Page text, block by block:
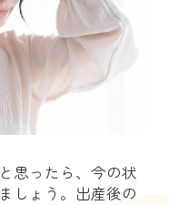
思ったら、今の状
しょう。出産後の